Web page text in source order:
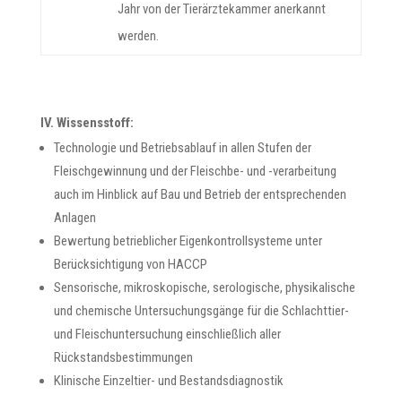
Jahr von der Tierärztekammer anerkannt
werden.
IV. Wissensstoff:
Technologie und Betriebsablauf in allen Stufen der
Fleischgewinnung und der Fleischbe- und -verarbeitung
auch im Hinblick auf Bau und Betrieb der entsprechenden
Anlagen
Bewertung betrieblicher Eigenkontrollsysteme unter
Berücksichtigung von HACCP
Sensorische, mikroskopische, serologische, physikalische
und chemische Untersuchungsgänge für die Schlachttier-
und Fleischuntersuchung einschließlich aller
Rückstandsbestimmungen
Klinische Einzeltier- und Bestandsdiagnostik